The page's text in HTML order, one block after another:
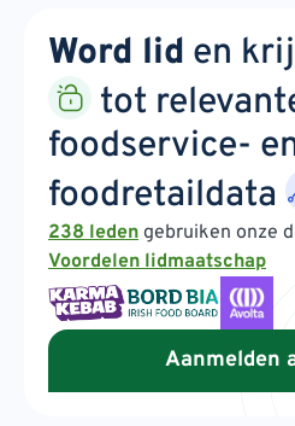
Word lid en
tot
foodservice-
foodretaildata
238 leden gebruiken onze
Voordelen lidmaatschap
Aanmelden